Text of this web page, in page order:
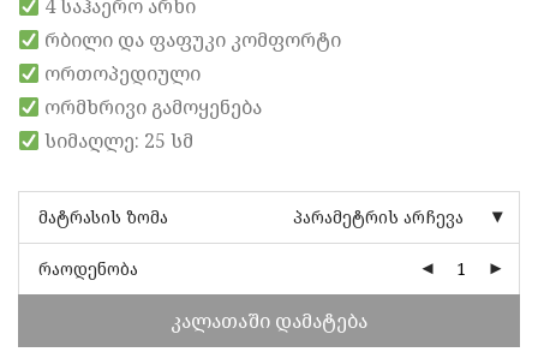
4 საჰაერო არხი
რბილი და ფაფუკი კომფორტი
ორთოპედიული
ორმხრივი გამოყენება
სიმაღლე: 25 სმ
მატრასის ზომა პარამეტრის არჩევა
რაოდენობა
კალათაში დამატება